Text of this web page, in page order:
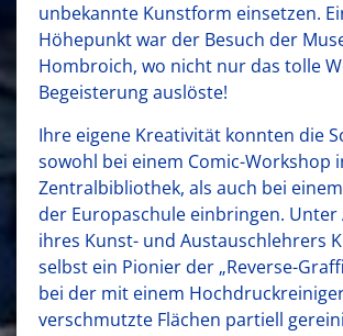
unbekannte Kunstform einsetzen.
Höhepunkt war der Besuch der
Hombroich, wo nicht nur das tolle
Begeisterung auslöste!
Ihre eigene Kreativität konnten die
sowohl bei einem Comic-Workshop
Zentralbibliothek, als auch bei
der Europaschule einbringen. Unter
ihres Kunst- und Austauschlehrers
selbst ein Pionier der „Reverse-
bei der mit einem
verschmutzte Flächen partiell